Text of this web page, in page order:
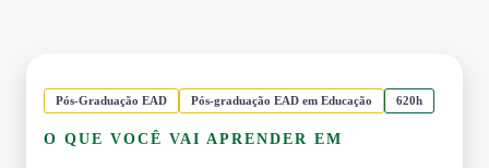
Pós-Graduação EAD Pós-graduação EAD em Educação 620h
O QUE VOCÊ VAI APRENDER EM